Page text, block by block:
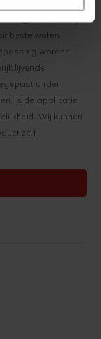
beste weten
worden
onder
is de applicatie
Wij kunnen
zelf.